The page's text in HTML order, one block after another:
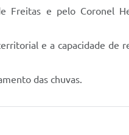
Freitas e pelo Coronel
e a capacidade de
das chuvas.